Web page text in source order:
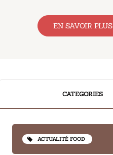
EN SAVOIR PLUS
CATEGORIES
ACTUALITÉ FOOD